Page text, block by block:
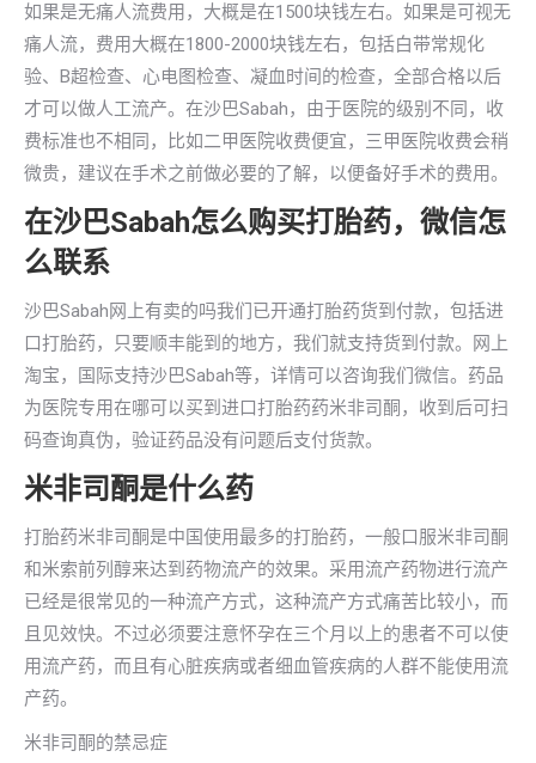
如果是无痛人流费用，大概是在1500块钱左右。如果是可视无
痛人流，费用大概在1800-2000块钱左右，包括白带常规化
验、B超检查、心电图检查、凝血时间的检查，全部合格以后
才可以做人工流产。在沙巴Sabah，由于医院的级别不同，收
费标准也不相同，比如二甲医院收费便宜，三甲医院收费会稍
微贵，建议在手术之前做必要的了解，以便备好手术的费用。
在沙巴Sabah怎么购买打胎药，微信怎
么联系
沙巴Sabah网上有卖的吗我们已开通打胎药货到付款，包括进
口打胎药，只要顺丰能到的地方，我们就支持货到付款。网上
淘宝，国际支持沙巴Sabah等，详情可以咨询我们微信。药品
为医院专用在哪可以买到进口打胎药药米非司酮，收到后可扫
码查询真伪，验证药品没有问题后支付货款。
米非司酮是什么药
打胎药米非司酮是中国使用最多的打胎药，一般口服米非司酮
和米索前列醇来达到药物流产的效果。采用流产药物进行流产
已经是很常见的一种流产方式，这种流产方式痛苦比较小，而
且见效快。不过必须要注意怀孕在三个月以上的患者不可以使
用流产药，而且有心脏疾病或者细血管疾病的人群不能使用流
产药。
米非司酮的禁忌症